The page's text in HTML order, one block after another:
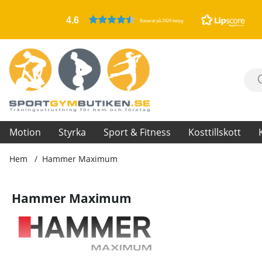
4.6 Baserat på 2424 betyg
Motion Styrka Sport & Fitness Kosttillskott
Hem Hammer Maximum
Hammer Maximum